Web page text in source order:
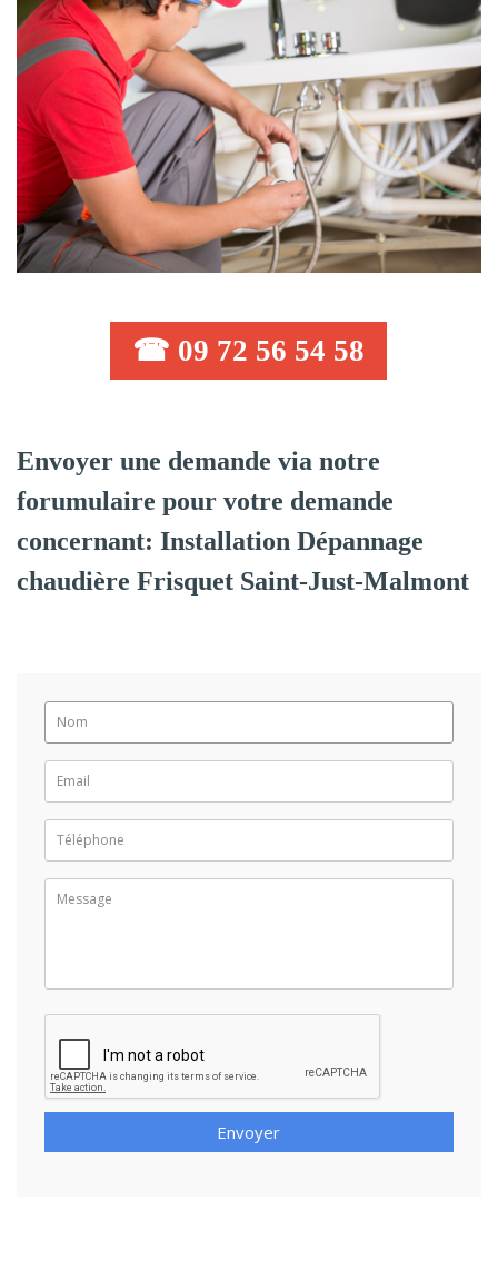
☎ 09 72 56 54 58
Envoyer une demande via notre
forumulaire pour votre demande
concernant: Installation Dépannage
chaudière Frisquet Saint-Just-Malmont
Envoyer